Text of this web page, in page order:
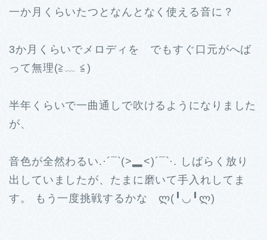
一か月くらいたつとなんとなく使える音に？
3か月くらいでメロディを でもすぐ口元がへば
って無理(≧﹏ ≦)
半年くらいで一曲通しで吹けるようになりました
が、
音色が全然わるい.·´¯`(>▂<)´¯`·. しばらく放り
出していましたが、たまに磨いて手入れしてま
す。 もう一度挑戦するかな ლ(╹◡╹ლ)